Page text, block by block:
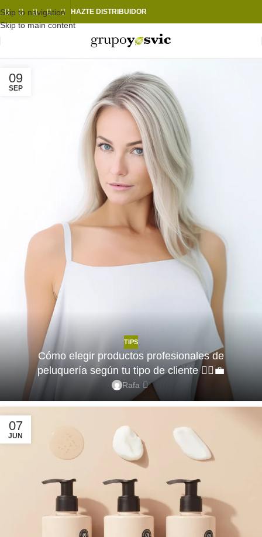
Skip to navigation
Skip to main content
HAZTE DISTRIBUIDOR
09
SEP
TIPS
Cómo elegir productos profesionales de
peluquería según tu tipo de cliente 💇‍♀️💼
Rafa
07
JUN